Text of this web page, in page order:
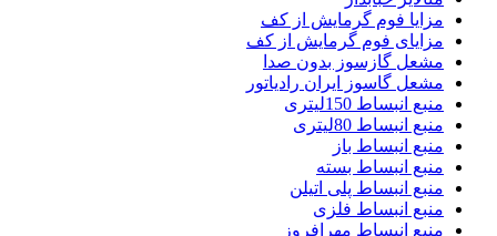
مزایا فوم گرمایش از کف
مزایای فوم گرمایش از کف
مشعل گازسوز بدون صدا
مشعل گاسوز ایران رادیاتور
منبع انبساط 150لیتری
منبع انبساط 80لیتری
منبع انبساط باز
منبع انبساط بسته
منبع انبساط پلی اتیلن
منبع انبساط فلزی
منبع انبساط مهرافروز